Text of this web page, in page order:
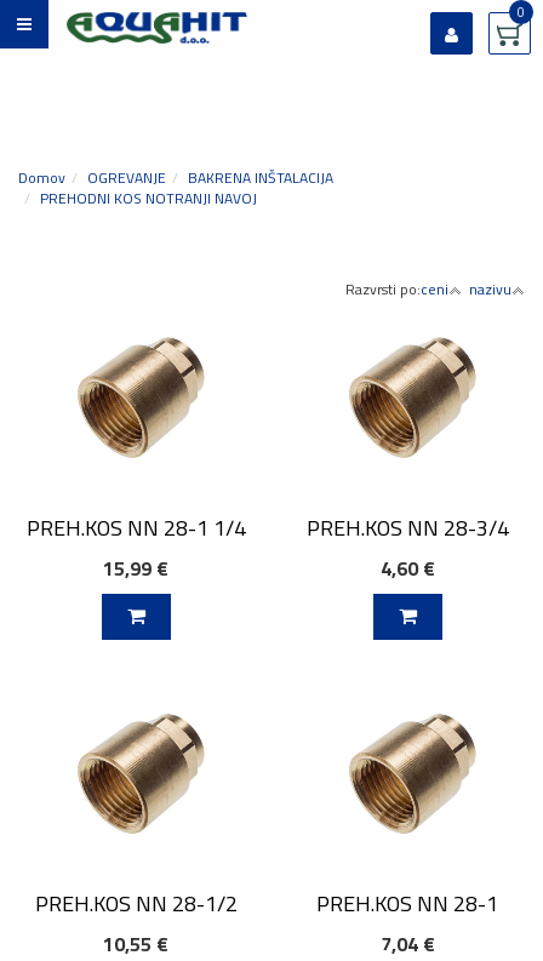
0
Domov OGREVANJE
BAKRENA INŠTALACIJA
PREHODNI KOS NOTRANJI NAVOJ
Razvrsti po:ceni nazivu
PREH.KOS NN 28-1 1/4
15,99 €
PREH.KOS NN 28-3/4
4,60 €
PREH.KOS NN 28-1/2
10,55 €
PREH.KOS NN 28-1
7,04 €